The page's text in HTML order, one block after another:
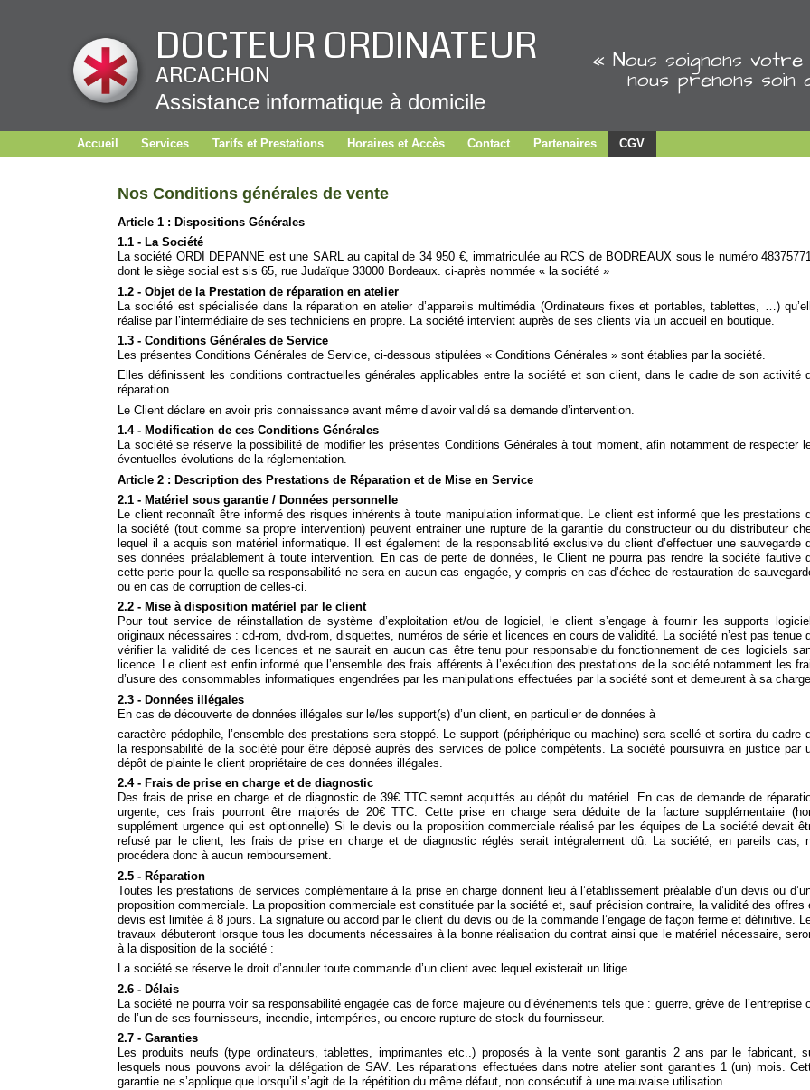
DOCTEUR ORDINATEUR
ARCACHON
Assistance informatique à domicile
« Nous soignons
nous prenons soin
Accueil Services Tarifs et Prestations Horaires et Accès Contact Partenaires CGV
Nos Conditions générales de vente
Article 1 : Dispositions Générales
1.1 - La Société
La société ORDI DEPANNE est une SARL au capital de 34 950 €, immatriculée au RCS de BODREAUX sous le numéro
dont le siège social est sis 65, rue Judaïque 33000 Bordeaux. ci-après nommée « la société »
1.2 - Objet de la Prestation de réparation en atelier
La société est spécialisée dans la réparation en atelier d’appareils multimédia (Ordinateurs fixes et portables, tablettes, …)
réalise par l’intermédiaire de ses techniciens en propre. La société intervient auprès de ses clients via un accueil en boutique.
1.3 - Conditions Générales de Service
Les présentes Conditions Générales de Service, ci-dessous stipulées « Conditions Générales » sont établies par la société.
Elles définissent les conditions contractuelles générales applicables entre la société et son client, dans le cadre de son activité
réparation.
Le Client déclare en avoir pris connaissance avant même d’avoir validé sa demande d’intervention.
1.4 - Modification de ces Conditions Générales
La société se réserve la possibilité de modifier les présentes Conditions Générales à tout moment, afin notamment de respecter
éventuelles évolutions de la réglementation.
Article 2 : Description des Prestations de Réparation et de Mise en Service
2.1 - Matériel sous garantie / Données personnelle
Le client reconnaît être informé des risques inhérents à toute manipulation informatique. Le client est informé que les prestations
la société (tout comme sa propre intervention) peuvent entrainer une rupture de la garantie du constructeur ou du distributeur
lequel il a acquis son matériel informatique. Il est également de la responsabilité exclusive du client d’effectuer une sauvegarde
ses données préalablement à toute intervention. En cas de perte de données, le Client ne pourra pas rendre la société fautive
cette perte pour la quelle sa responsabilité ne sera en aucun cas engagée, y compris en cas d’échec de restauration de
ou en cas de corruption de celles-ci.
2.2 - Mise à disposition matériel par le client
Pour tout service de réinstallation de système d’exploitation et/ou de logiciel, le client s’engage à fournir les supports
originaux nécessaires : cd-rom, dvd-rom, disquettes, numéros de série et licences en cours de validité. La société n’est pas tenue
vérifier la validité de ces licences et ne saurait en aucun cas être tenu pour responsable du fonctionnement de ces logiciels
licence. Le client est enfin informé que l’ensemble des frais afférents à l’exécution des prestations de la société notamment les
d’usure des consommables informatiques engendrées par les manipulations effectuées par la société sont et demeurent à sa
2.3 - Données illégales
En cas de découverte de données illégales sur le/les support(s) d’un client, en particulier de données à
caractère pédophile, l’ensemble des prestations sera stoppé. Le support (périphérique ou machine) sera scellé et sortira du cadre
la responsabilité de la société pour être déposé auprès des services de police compétents. La société poursuivra en justice par
dépôt de plainte le client propriétaire de ces données illégales.
2.4 - Frais de prise en charge et de diagnostic
Des frais de prise en charge et de diagnostic de 39€ TTC seront acquittés au dépôt du matériel. En cas de demande de
urgente, ces frais pourront être majorés de 20€ TTC. Cette prise en charge sera déduite de la facture supplémentaire
supplément urgence qui est optionnelle) Si le devis ou la proposition commerciale réalisé par les équipes de La société devait
refusé par le client, les frais de prise en charge et de diagnostic réglés serait intégralement dû. La société, en pareils cas,
procédera donc à aucun remboursement.
2.5 - Réparation
Toutes les prestations de services complémentaire à la prise en charge donnent lieu à l’établissement préalable d’un devis ou
proposition commerciale. La proposition commerciale est constituée par la société et, sauf précision contraire, la validité des offres
devis est limitée à 8 jours. La signature ou accord par le client du devis ou de la commande l’engage de façon ferme et définitive.
travaux débuteront lorsque tous les documents nécessaires à la bonne réalisation du contrat ainsi que le matériel nécessaire,
à la disposition de la société :
La société se réserve le droit d’annuler toute commande d’un client avec lequel existerait un litige
2.6 - Délais
La société ne pourra voir sa responsabilité engagée cas de force majeure ou d’événements tels que : guerre, grève de l’entreprise
de l’un de ses fournisseurs, incendie, intempéries, ou encore rupture de stock du fournisseur.
2.7 - Garanties
Les produits neufs (type ordinateurs, tablettes, imprimantes etc..) proposés à la vente sont garantis 2 ans par le fabricant,
lesquels nous pouvons avoir la délégation de SAV. Les réparations effectuées dans notre atelier sont garanties 1 (un) mois.
garantie ne s’applique que lorsqu’il s’agit de la répétition du même défaut, non consécutif à une mauvaise utilisation.